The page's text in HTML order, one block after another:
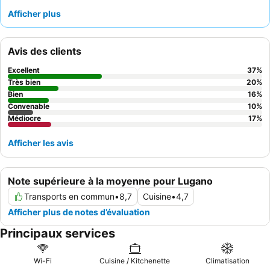
cartes numériques gratuites pour les transports en commun
clients à explorer la ville. Les clients louent constamment le
personnel de la réception, aimable et serviable
dépasse pour les aider, et bien que le petit-déjeuner soit simple,
les kitchenettes dans les chambres offrent une grande
flexibilité. Pour un séjour vraiment pratique, pensez à utiliser la
buanderie en libre-service
, surtout pour les séjours plus longs.
Afficher plus
Note supérieure à la moyenne pour Lugano
Transports en commun•8,7 Cuisine•4,7
Afficher plus de notes d’évaluation
Avis des clients
Excellent 37%
Très bien
20%
Bien
16%
Convenable
10%
Médiocre
17%
Afficher les avis
Principaux services
Wi-Fi Cuisine / Kitchenette Climatisation